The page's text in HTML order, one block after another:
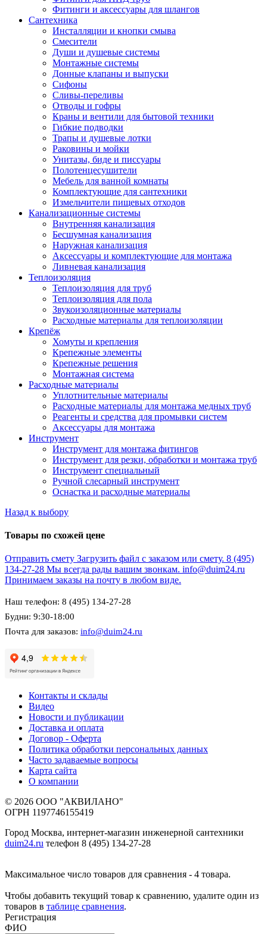
Фитинги и аксессуары для шлангов
Сантехника
Инсталляции и кнопки смыва
Смесители
Души и душевые системы
Монтажные системы
Донные клапаны и выпуски
Сифоны
Сливы-переливы
Отводы и гофры
Краны и вентили для бытовой техники
Гибкие подводки
Трапы и душевые лотки
Раковины и мойки
Унитазы, биде и писсуары
Полотенцесушители
Мебель для ванной комнаты
Комплектующие для сантехники
Измельчители пищевых отходов
Канализационные системы
Внутренняя канализация
Бесшумная канализация
Наружная канализация
Аксессуары и комплектующие для монтажа
Ливневая канализация
Теплоизоляция
Теплоизоляция для труб
Теплоизоляция для пола
Звукоизоляционные материалы
Расходные материалы для теплоизоляции
Крепёж
Хомуты и крепления
Крепежные элементы
Крепежные решения
Монтажная система
Расходные материалы
Уплотнительные материалы
Расходные материалы для монтажа медных труб
Реагенты и средства для промывки систем
Аксессуары для монтажа
Инструмент
Инструмент для монтажа фитингов
Инструмент для резки, обработки и монтажа труб
Инструмент специальный
Ручной слесарный инструмент
Оснастка и расходные материалы
Назад к выбору
Товары по схожей цене
Отправить смету Загрузить файл с заказом или смету. 8 (495)
134-27-28 Мы всегда рады вашим звонкам. info@duim24.ru
Принимаем заказы на почту в любом виде.
Наш телефон: 8 (495) 134-27-28
Будни: 9:30-18:00
Почта для заказов: info@duim24.ru
Контакты и склады
Видео
Новости и публикации
Доставка и оплата
Договор - Оферта
Политика обработки персональных данных
Часто задаваемые вопросы
Карта сайта
О компании
© 2026 ООО "АКВИЛАНО"
ОГРН 1197746155419
Город Москва, интернет-магазин инженерной сантехники
duim24.ru телефон 8 (495) 134-27-28
Максимальное число товаров для сравнения - 4 товара.
Чтобы добавить текущий товар к сравнению, удалите один из
товаров в таблице сравнения.
Регистрация
ФИО